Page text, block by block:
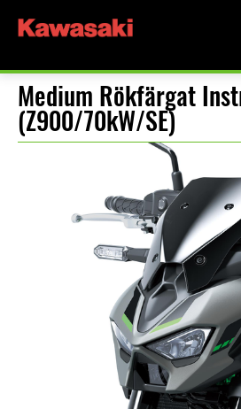
Medium Rökfärgat
(Z900/70kW/SE)